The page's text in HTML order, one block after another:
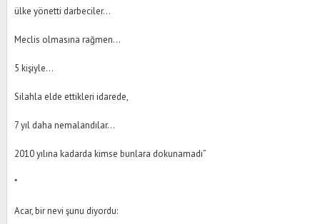
ülke yönetti darbeciler…
Meclis olmasına rağmen…
5 kişiyle…
Silahla elde ettikleri idarede,
7 yıl daha nemalandılar…
2010 yılına kadarda kimse bunlara dokunamadı”
*
Acar, bir nevi şunu diyordu: